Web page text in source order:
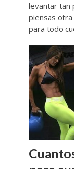
levantar tan
piensas
para todo